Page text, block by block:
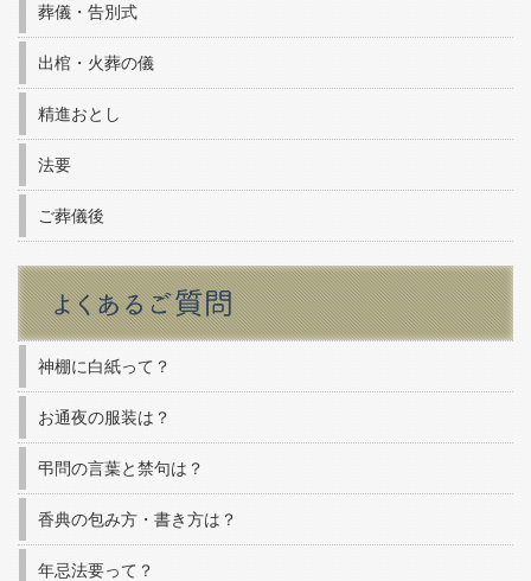
葬儀・告別式
出棺・火葬の儀
精進おとし
法要
ご葬儀後
神棚に白紙って？
お通夜の服装は？
弔問の言葉と禁句は？
香典の包み方・書き方は？
年忌法要って？